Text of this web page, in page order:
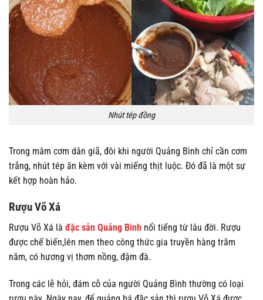
Nhút tép đồng
Trong mâm cơm dân giã, đôi khi người Quảng Bình chỉ cần cơm
trắng, nhút tép ăn kèm với vài miếng thịt luộc. Đó đã là một sự
kết hợp hoàn hảo.
Rượu Võ Xá
Rượu Võ Xá là đặc sản Quảng Bình nổi tiếng từ lâu đời. Rượu
được chế biến,lên men theo công thức gia truyền hàng trăm
năm, có hương vị thơm nồng, đậm đà.
Trong các lễ hỏi, đám cỗ của người Quảng Bình thường có loại